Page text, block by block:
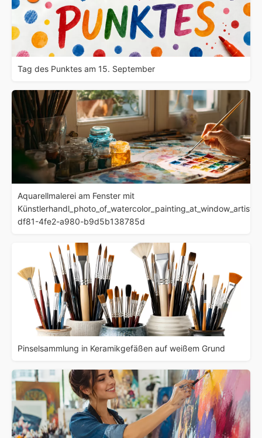
Tag des Punktes am 15. September
Aquarellmalerei am Fenster mit
df81-4fe2-a980-b9d5b138785d
Pinselsammlung in Keramikgefäßen auf weißem Grund